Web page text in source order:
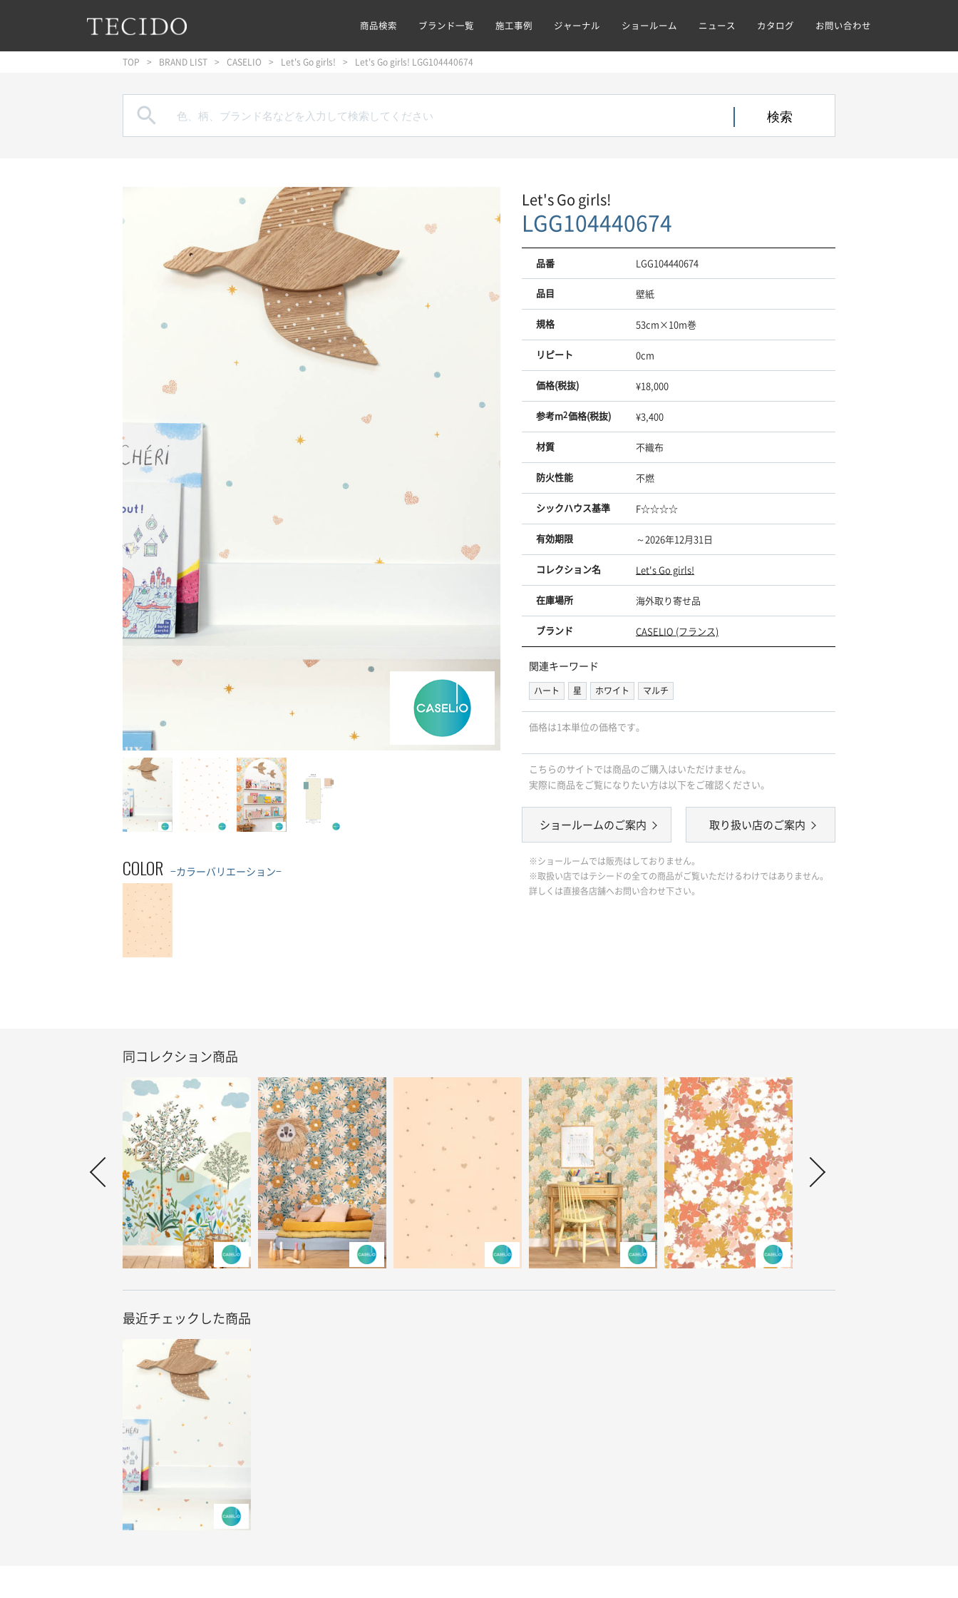
メインナビゲーションへジャンプ
メインコンテンツへジャンプ
フッターへジャンプ 商品検索 ブランド一覧 施工事例 ジャーナル ショールーム ニュース カタログ お問い合わせ
TOP BRAND LIST CASELIO Let's Go girls! Let's Go girls! LGG104440674

COLOR −カラーバリエーション−
Let's Go girls!
LGG104440674
品番 LGG104440674
品目 壁紙
規格 53cm×10m巻
リピート 0cm
価格(税抜) ¥18,000
参考m2価格(税抜) ¥3,400
材質 不織布
防火性能 不燃
シックハウス基準 F☆☆☆☆
有効期限 ～2026年12月31日
コレクション名 Let's Go girls!
在庫場所 海外取り寄せ品
ブランド CASELIO (フランス)
関連キーワード
ハート 星 ホワイト マルチ
価格は1本単位の価格です｡
こちらのサイトでは商品のご購入はいただけません。
実際に商品をご覧になりたい方は以下をご確認ください。
ショールームのご案内 取り扱い店のご案内
※ショールームでは販売はしておりません。
※取扱い店ではテシードの全ての商品がご覧いただけるわけではありません。
詳しくは直接各店舗へお問い合わせ下さい。
同コレクション商品
最近チェックした商品